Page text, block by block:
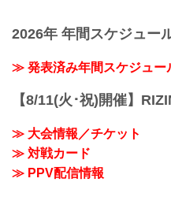
にて
ケッ
ォー
2026年 年間スケジュー
≫ 発表済み年間スケジュー
【8/11(火･祝)開催】
≫ 大会情報／チケット
≫ 対戦カード
≫ PPV配信情報